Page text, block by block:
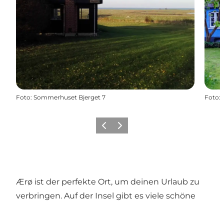
Foto: Sommerhuset Bjerget 7 Foto:
ZurückWeiter
Ærø ist der perfekte Ort, um deinen Urlaub zu
verbringen. Auf der Insel gibt es viele schöne